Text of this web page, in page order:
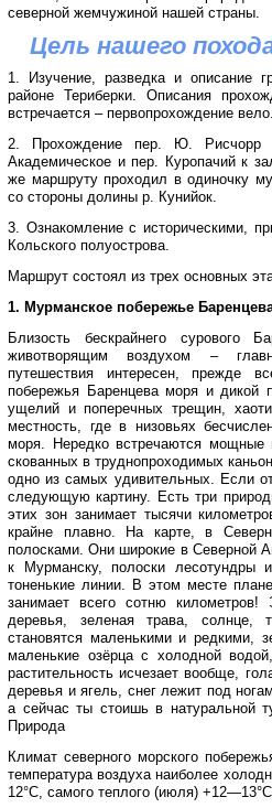
северной жемчужиной нашей страны.
Цель нашего
1. Изучение, разведка и описание
районе Териберки. Описания
встречается – первопрохождение
2. Прохождение пер. Ю. Рисчорр
Академическое и пер. Куропачий к
же маршруту проходил в одиночку
со стороны долины р. Кунийок.
3. Ознакомление с историческими,
Кольского полуострова.
Маршрут состоял из трех основных
1. Мурманское побережье
Близость бескрайнего сурового
животворящим воздухом –
путешествия интересен, прежде
побережья Баренцева моря и дикой
ущелий и поперечных трещин,
местность, где в низовьях
моря. Нередко встречаются мощные
скованных в труднопроходимых
одно из самых удивительных. Если
следующую картину. Есть три
этих зон занимает тысячи
крайне плавно. На карте, в
полосками. Они широкие в Северной
к Мурманску, полоски
тоненькие линии. В этом месте
занимает всего сотню
деревья, зеленая трава, солнце,
становятся маленькими и редкими,
маленькие озёрца с холодной
растительность исчезает вообще,
деревья и ягель, снег лежит под
а сейчас ты стоишь в натуральной
Природа
Климат северного морского
температура воздуха наиболее
12°С, самого теплого (июля)